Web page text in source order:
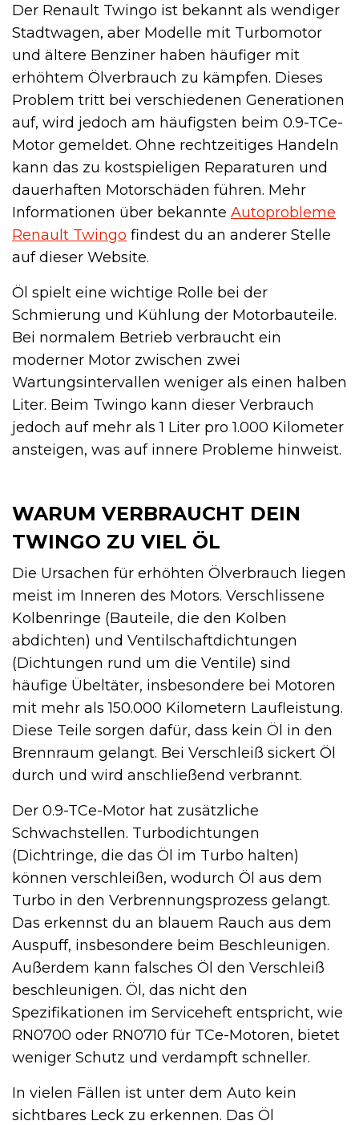
Der Renault Twingo ist bekannt als wendiger
Stadtwagen, aber Modelle mit Turbomotor
und ältere Benziner haben häufiger mit
erhöhtem Ölverbrauch zu kämpfen. Dieses
Problem tritt bei verschiedenen Generationen
auf, wird jedoch am häufigsten beim 0.9-TCe-
Motor gemeldet. Ohne rechtzeitiges Handeln
kann das zu kostspieligen Reparaturen und
dauerhaften Motorschäden führen. Mehr
Informationen über bekannte Autoprobleme
Renault Twingo findest du an anderer Stelle
auf dieser Website.
Öl spielt eine wichtige Rolle bei der
Schmierung und Kühlung der Motorbauteile.
Bei normalem Betrieb verbraucht ein
moderner Motor zwischen zwei
Wartungsintervallen weniger als einen halben
Liter. Beim Twingo kann dieser Verbrauch
jedoch auf mehr als 1 Liter pro 1.000 Kilometer
ansteigen, was auf innere Probleme hinweist.
WARUM VERBRAUCHT DEIN
TWINGO ZU VIEL ÖL
Die Ursachen für erhöhten Ölverbrauch liegen
meist im Inneren des Motors. Verschlissene
Kolbenringe (Bauteile, die den Kolben
abdichten) und Ventilschaftdichtungen
(Dichtungen rund um die Ventile) sind
häufige Übeltäter, insbesondere bei Motoren
mit mehr als 150.000 Kilometern Laufleistung.
Diese Teile sorgen dafür, dass kein Öl in den
Brennraum gelangt. Bei Verschleiß sickert Öl
durch und wird anschließend verbrannt.
Der 0.9-TCe-Motor hat zusätzliche
Schwachstellen. Turbodichtungen
(Dichtringe, die das Öl im Turbo halten)
können verschleißen, wodurch Öl aus dem
Turbo in den Verbrennungsprozess gelangt.
Das erkennst du an blauem Rauch aus dem
Auspuff, insbesondere beim Beschleunigen.
Außerdem kann falsches Öl den Verschleiß
beschleunigen. Öl, das nicht den
Spezifikationen im Serviceheft entspricht, wie
RN0700 oder RN0710 für TCe-Motoren, bietet
weniger Schutz und verdampft schneller.
In vielen Fällen ist unter dem Auto kein
sichtbares Leck zu erkennen. Das Öl